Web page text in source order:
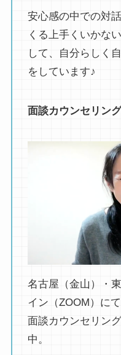
安心感の中での対
くる上手くいかな
して、自分らしく
をしています♪
面談カウンセリン
名古屋（金山）・
イン（ZOOM）にて
面談カウンセリン
中。